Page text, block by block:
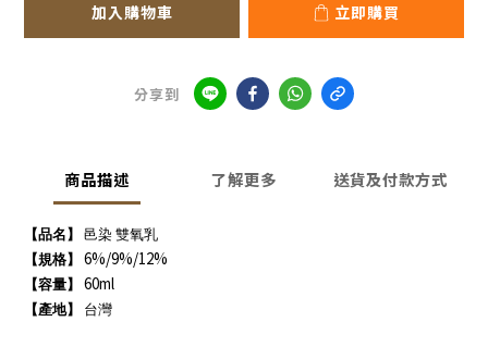
加入購物車 立即購買
分享到
商品描述 了解更多 送貨及付款方式
【品名】
邑染 雙氧乳
【規格】
6%/9%/12%
【容量】 60ml
【產地】 台灣